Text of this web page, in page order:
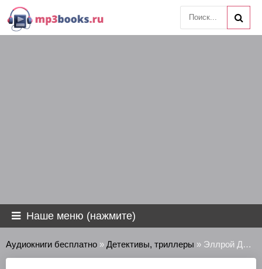
Наше меню (нажмите)
Аудиокниги бесплатно » Детективы, триллеры » Эллрой Джеймс - Черная орхидея